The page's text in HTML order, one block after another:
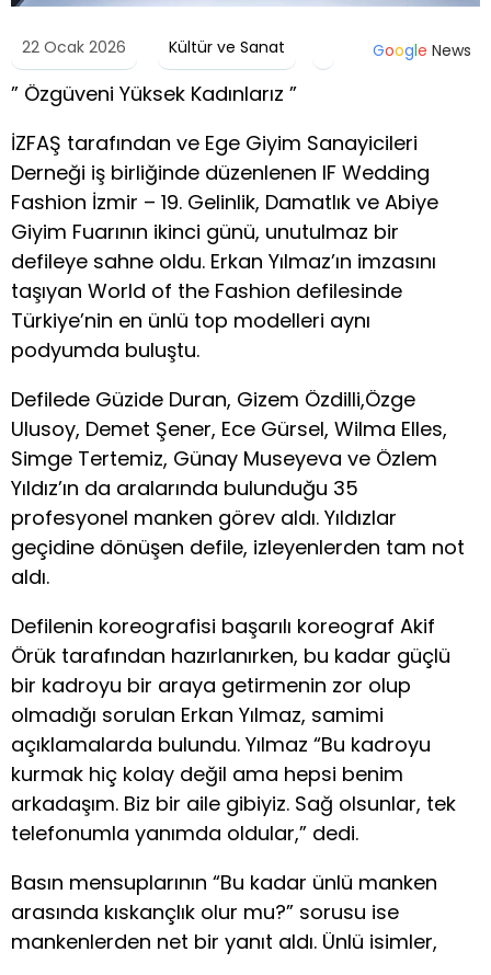
22 Ocak 2026 Kültür ve Sanat Google News
” Özgüveni Yüksek Kadınlarız ”
İZFAŞ tarafından ve Ege Giyim Sanayicileri
Derneği iş birliğinde düzenlenen IF Wedding
Fashion İzmir – 19. Gelinlik, Damatlık ve Abiye
Giyim Fuarının ikinci günü, unutulmaz bir
defileye sahne oldu. Erkan Yılmaz’ın imzasını
taşıyan World of the Fashion defilesinde
Türkiye’nin en ünlü top modelleri aynı
podyumda buluştu.
Defilede Güzide Duran, Gizem Özdilli,Özge
Ulusoy, Demet Şener, Ece Gürsel, Wilma Elles,
Simge Tertemiz, Günay Museyeva ve Özlem
Yıldız’ın da aralarında bulunduğu 35
profesyonel manken görev aldı. Yıldızlar
geçidine dönüşen defile, izleyenlerden tam not
aldı.
Defilenin koreografisi başarılı koreograf Akif
Örük tarafından hazırlanırken, bu kadar güçlü
bir kadroyu bir araya getirmenin zor olup
olmadığı sorulan Erkan Yılmaz, samimi
açıklamalarda bulundu. Yılmaz “Bu kadroyu
kurmak hiç kolay değil ama hepsi benim
arkadaşım. Biz bir aile gibiyiz. Sağ olsunlar, tek
telefonumla yanımda oldular,” dedi.
Basın mensuplarının “Bu kadar ünlü manken
arasında kıskançlık olur mu?” sorusu ise
mankenlerden net bir yanıt aldı. Ünlü isimler,